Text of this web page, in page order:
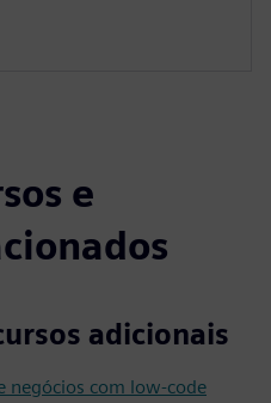
e
adicionais
negócios com low-code